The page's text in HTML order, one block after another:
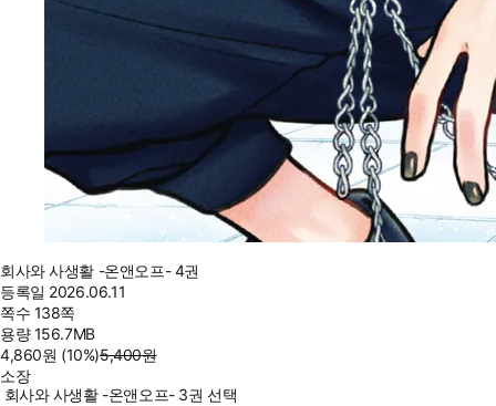
회사와 사생활 -온앤오프- 4권
등록일 2026.06.11
쪽수 138쪽
용량156.7MB
4,860원 (10%)5,400원
소장
회사와 사생활 -온앤오프- 3권 선택